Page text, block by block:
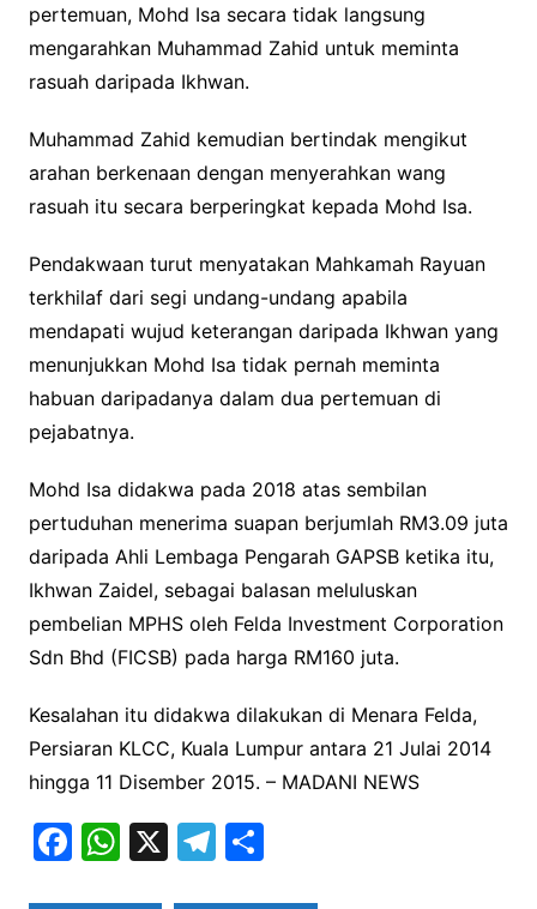
pertemuan, Mohd Isa secara tidak langsung
mengarahkan Muhammad Zahid untuk meminta
rasuah daripada Ikhwan.
Muhammad Zahid kemudian bertindak mengikut
arahan berkenaan dengan menyerahkan wang
rasuah itu secara berperingkat kepada Mohd Isa.
Pendakwaan turut menyatakan Mahkamah Rayuan
terkhilaf dari segi undang-undang apabila
mendapati wujud keterangan daripada Ikhwan yang
menunjukkan Mohd Isa tidak pernah meminta
habuan daripadanya dalam dua pertemuan di
pejabatnya.
Mohd Isa didakwa pada 2018 atas sembilan
pertuduhan menerima suapan berjumlah RM3.09 juta
daripada Ahli Lembaga Pengarah GAPSB ketika itu,
Ikhwan Zaidel, sebagai balasan meluluskan
pembelian MPHS oleh Felda Investment Corporation
Sdn Bhd (FICSB) pada harga RM160 juta.
Kesalahan itu didakwa dilakukan di Menara Felda,
Persiaran KLCC, Kuala Lumpur antara 21 Julai 2014
hingga 11 Disember 2015. – MADANI NEWS
F W X T S